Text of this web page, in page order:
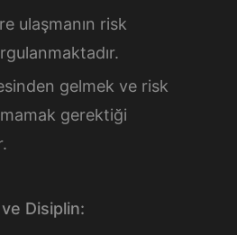
ulaşmanın risk
gelmek ve risk
gerektiği
Disiplin: